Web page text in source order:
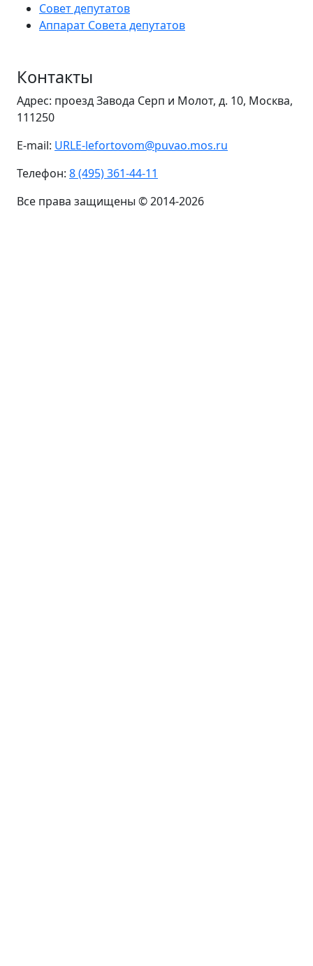
Совет депутатов
Аппарат Совета депутатов
Контакты
Адрес: проезд Завода Серп и Молот, д. 10, Москва,
111250
E-mail: URLE-lefortovom@puvao.mos.ru
Телефон: 8 (495) 361-44-11
Все права защищены © 2014-2026